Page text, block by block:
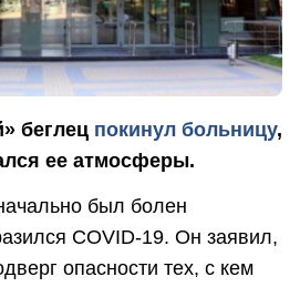
беглец покинул больницу,
ее атмосферы.
был болен
COVID-19. Он заявил,
опасности тех, с кем